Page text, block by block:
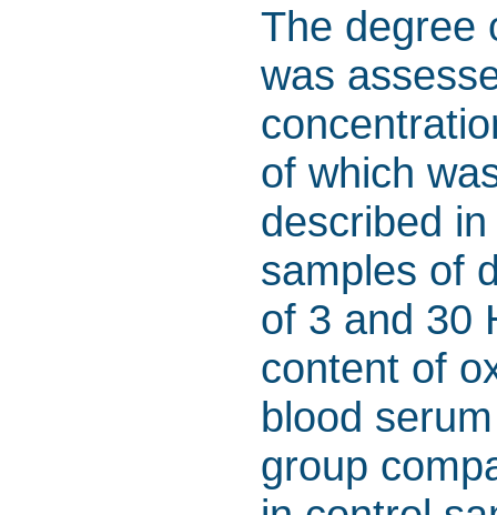
The degree
was
of which
described
samples of
of 3 and 30
content of
blood
group